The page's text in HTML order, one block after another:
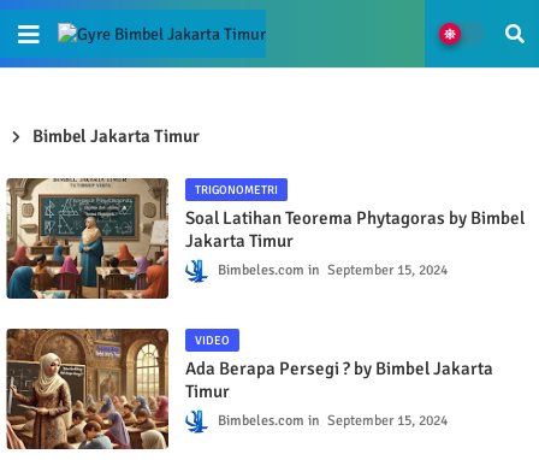
Bimbel Jakarta Timur
TRIGONOMETRI
Soal Latihan Teorema Phytagoras by Bimbel
Jakarta Timur
Bimbeles.com September 15, 2024
VIDEO
Ada Berapa Persegi ? by Bimbel Jakarta
Timur
Bimbeles.com September 15, 2024